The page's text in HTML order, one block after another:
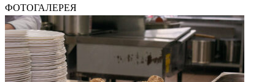
ФОТОГАЛЕРЕЯ